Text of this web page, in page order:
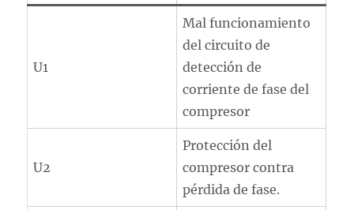
U1
Mal funcionamiento
del circuito de
detección de
corriente de fase del
compresor
U2
Protección del
compresor contra
pérdida de fase.